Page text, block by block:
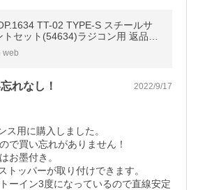
TT-02 TYPE-S スチールサ
トセット(54634)ラジコン用 返品種
web
れなし！ 2022/9/17
ス用に購入しました。
で買い忘れがありません！
お墨付き。
トッパーが取り付けできます。
ーイン3度になっているので直線安定